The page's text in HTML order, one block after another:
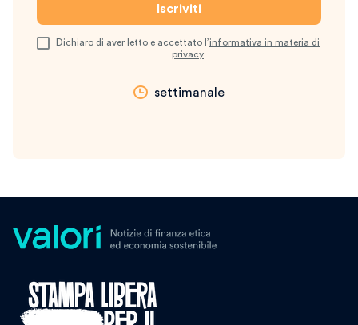
Dichiaro di aver letto e accettato l’informativa in materia di
privacy
settimanale